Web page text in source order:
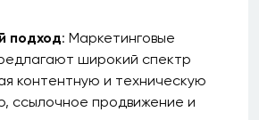
подход: Маркетинговые
широкий спектр
контентную и техническую
ссылочное продвижение и